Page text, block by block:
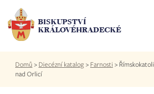
hlavnímu
obsahu
BISKUPSTVÍ
KRÁLOVÉHRADECKÉ
Drobečková
navigace
Domů > Diecézní katalog> Farnosti >
nad Orlicí